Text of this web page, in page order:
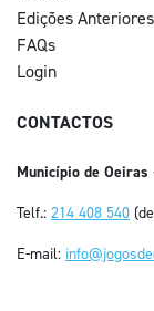
Edições Anteriores
FAQs
Login
CONTACTOS
Município de
Telf.: 214 408 540
E-mail: